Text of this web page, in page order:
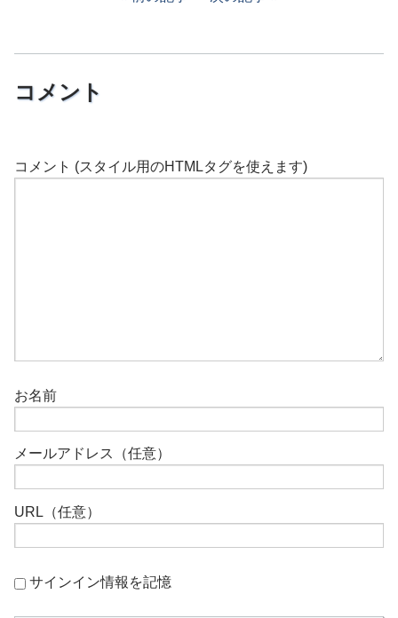
コメント
コメント (スタイル用のHTMLタグを使えます)
お名前
メールアドレス（任意）
URL（任意）
サインイン情報を記憶